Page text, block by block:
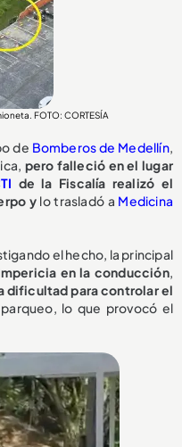
FOTO: CORTESÍA
de Bomberos de Medellín,
pero falleció en el lugar
de la Fiscalía realizó el
y lo trasladó a Medicina
el hecho, la principal
en la conducción,
dificultad para controlar el
lo que provocó el